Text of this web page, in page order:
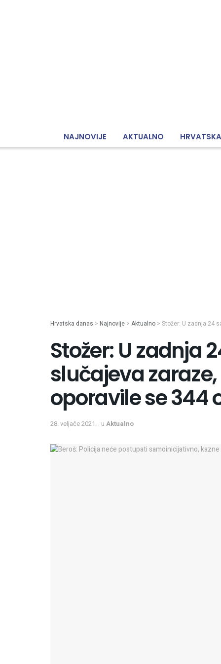
NAJNOVIJE AKTUALNO HRVATSKA
Hrvatska danas > Najnovije > Aktualno > Stožer: U zadnja 24
Stožer: U zadnja
slučajeva
oporavile se 344
28. veljače 2021. u Aktualno